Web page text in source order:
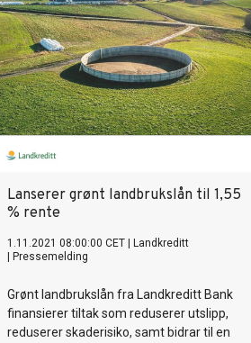
Lanserer grønt landbrukslån til 1,55
% rente
1.11.2021 08:00:00 CET
Landkreditt
Pressemelding
Grønt landbrukslån fra Landkreditt Bank
finansierer tiltak som reduserer utslipp,
reduserer skaderisiko, samt bidrar til en